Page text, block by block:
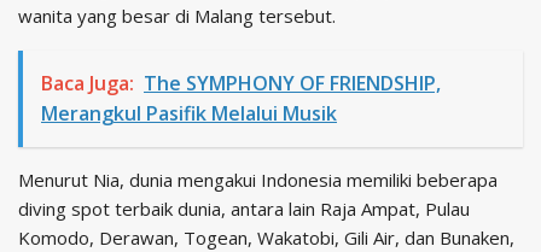
wanita yang besar di Malang tersebut.
Baca Juga: The SYMPHONY OF FRIENDSHIP,
Merangkul Pasifik Melalui Musik
Menurut Nia, dunia mengakui Indonesia memiliki beberapa
diving spot terbaik dunia, antara lain Raja Ampat, Pulau
Komodo, Derawan, Togean, Wakatobi, Gili Air, dan Bunaken,